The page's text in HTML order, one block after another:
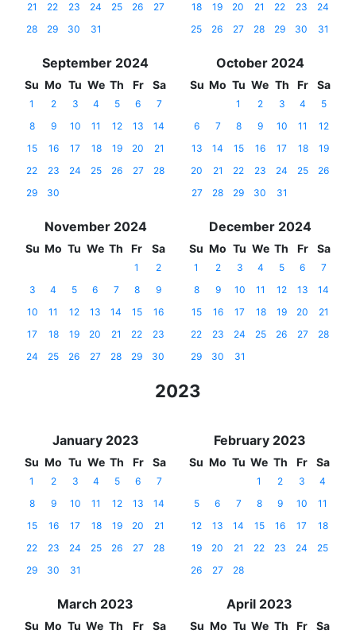
21
22 23 24 25 26
27
28
29 30 31
18
19 20 21 22 23
24
25
26 27 28 29 30 31
September 2024
Su Mo Tu We Th Fr Sa
1 2 3 4 5 6
7
8
9 10 11 12 13
14
15
16 17 18 19 20
21
22
23 24 25 26 27
28
29
30
October 2024
Su Mo Tu We Th Fr Sa
1 2 3 4
5
6
7 8 9 10 11
12
13
14 15 16 17 18
19
20
21 22 23 24 25
26
27
28 29 30 31
November 2024
Su Mo Tu We Th Fr Sa
1
2
3
4 5 6 7 8
9
10
11 12 13 14 15
16
17
18 19 20 21 22
23
24
25 26 27 28 29 30
December 2024
Su Mo Tu We Th Fr Sa
1 2 3 4 5 6
7
8
9 10 11 12 13
14
15
16 17 18 19 20
21
22
23 24 25 26 27
28
29
30 31
2023
January 2023
Su Mo Tu We Th Fr Sa
1 2 3 4 5 6
7
8
9 10 11 12 13
14
15
16 17 18 19 20
21
22
23 24 25 26 27
28
29
30 31
February 2023
Su Mo Tu We Th Fr Sa
1 2 3
4
5
6 7 8 9 10
11
12
13 14 15 16 17
18
19
20 21 22 23 24
25
26
27 28
March 2023
Su Mo Tu We Th Fr Sa
April 2023
Su Mo Tu We Th Fr Sa